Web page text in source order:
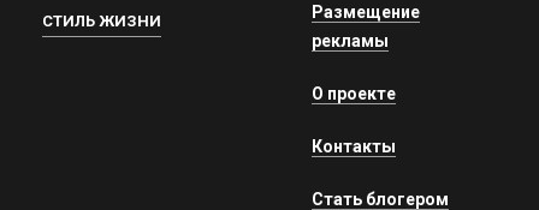
СТИЛЬ ЖИЗНИ
Размещение
рекламы
О проекте
Контакты
Стать блогером